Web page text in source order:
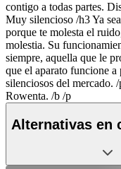
contigo a todas partes.
Muy silencioso /h3 Ya
porque te molesta el
molestia. Su
siempre, aquella que le
que el aparato funcione
silenciosos del mercado.
Rowenta. /b /p
Alternativas en